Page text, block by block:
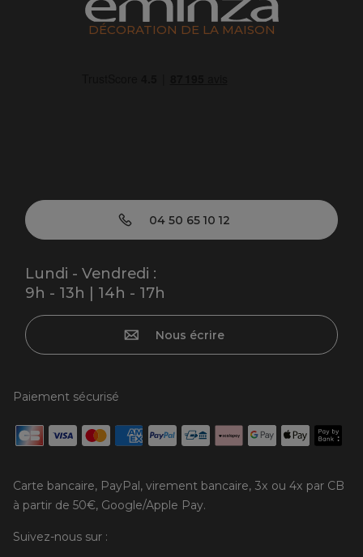
DÉCORATION DE LA MAISON
04 50 65 10 12
Lundi - Vendredi :
9h - 13h | 14h - 17h
Nous écrire
Paiement sécurisé
Carte bancaire, PayPal, virement bancaire, 3x ou 4x par CB
à partir de 50€, Google/Apple Pay.
Suivez-nous sur :